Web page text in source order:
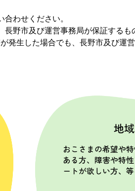
わせください。
野市及び運営事務局が保証する
生した場合でも、長野市及び運
地
おこさまの希望や
ある方、障害や特
ートが欲しい方、